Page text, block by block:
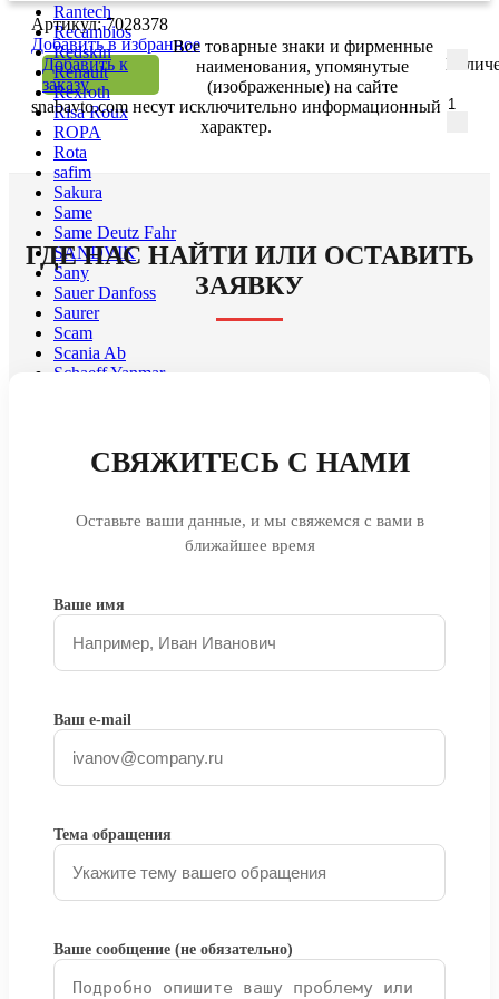
Rantech
Recambios
Redskin
Renault
Rexroth
Risa Roux
ROPA
Rota
safim
Sakura
Same
Same Deutz Fahr
SANDVIK
Sany
Sauer Danfoss
Saurer
Scam
Scania Ab
Schaeff Yanmar
SENNEBOGEN
Siemens
Snr
Solmec
Sonalika
Stellox
Steyr
Still
SULLAIR
Tarsus
Tata Motors
TCM
Telco
Terrion
Timberjack
Артикул: 7028378
Добавить в избранное
Добавить к
заказу
Все товарные знаки и фирменные
наименования, упомянутые
(изображенные) на сайте
snabavto.com несут исключительно информационный
характер.
ГДЕ НАС НАЙТИ ИЛИ ОСТАВИТЬ
ЗАЯВКУ
СВЯЖИТЕСЬ С НАМИ
Оставьте ваши данные, и мы свяжемся с вами в
ближайшее время
Ваше имя
Ваш e-mail
Тема обращения
Ваше сообщение (не обязательно)